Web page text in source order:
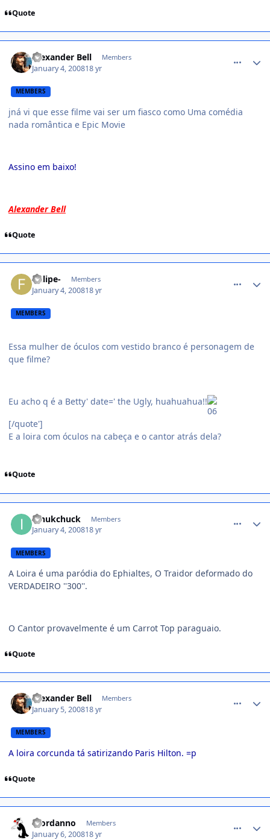
Quote
Alexander Bell Members
January 4, 200818 yr
MEMBERS
jná vi que esse filme vai ser um fiasco como Uma comédia
nada romântica e Epic Movie
Assino em baixo!
Alexander Bell
Quote
-felipe- Members
January 4, 200818 yr
MEMBERS
Essa mulher de óculos com vestido branco é personagem de
que filme?
Eu acho q é a Betty' date=' the Ugly, huahuahua!!
[/quote']
E a loira com óculos na cabeça e o cantor atrás dela?
Quote
innukchuck Members
January 4, 200818 yr
MEMBERS
A Loira é uma paródia do Ephialtes, O Traidor deformado do
VERDADEIRO ''300''.
O Cantor provavelmente é um Carrot Top paraguaio.
Quote
Alexander Bell Members
January 5, 200818 yr
MEMBERS
A loira corcunda tá satirizando Paris Hilton. =p
Quote
Giordanno Members
January 6, 200818 yr